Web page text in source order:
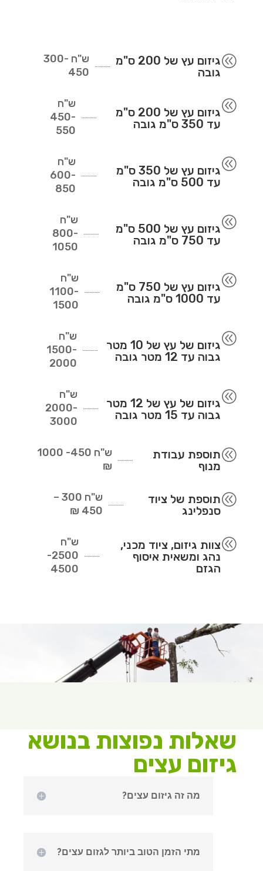
@
גיזום עץ של 200 ס"מ
גובה
ש"ח 300-
450
@
גיזום עץ של 200 ס"מ
עד 350 ס"מ גובה
ש"ח
450-
550
@
גיזום עץ של 350 ס"מ
עד 500 ס"מ גובה
ש"ח
600-
850
@
גיזום עץ של 500 ס"מ
עד 750 ס"מ גובה
ש"ח
800-
1050
@
גיזום עץ של 750 ס"מ
עד 1000 ס"מ גובה
ש"ח
1100-
1500
@
גיזום של עץ של 10 מטר
גבוה עד 12 מטר גובה
ש"ח
1500-
2000
@
גיזום של עץ של 12 מטר
גבוה עד 15 מטר גובה
ש"ח
2000-
3000
@תוספת עבודת
מנוף
ש"ח
450- 1000
₪
@תוספת של ציוד
סנפלינג
ש"ח
300 –
450 ₪
@צוות גיזום, ציוד מכני,
נהג ומשאית איסוף
הגזם
ש"ח
2500-
4500
שאלות נפוצות בנושא
גיזום עצים
מה זה גיזום עצים?
מתי הזמן הטוב ביותר לגזום עצים?